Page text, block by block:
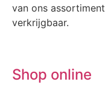
van ons
verkrijgbaar.
Shop online